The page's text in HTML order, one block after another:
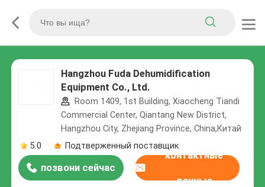
Hangzhou Fuda Dehumidification
Equipment Co., Ltd.
Room 1409, 1st Building, Xiaocheng Tiandi
Commercial Center, Qiantang New District,
Hangzhou City, Zhejiang Province, China,Китай
5.0
Подтверженный поставщик
позвони сейчас
контактные
данные